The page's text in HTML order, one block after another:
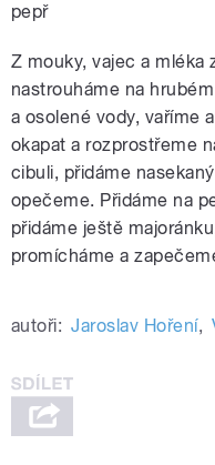
pepř
Z mouky, vajec a
nastrouháme na
a osolené vody, vaříme
okapat a rozprostřeme
cibuli, přidáme
opečeme. Přidáme na
přidáme ještě
promícháme a
autoři: Jaroslav Hoření,